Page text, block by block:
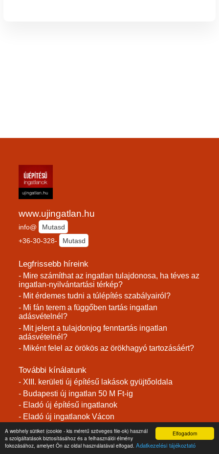
Elfogadom
A webhely sütiket (cookie - kis méretű szöveges file-ok) használ
a szolgáltatások biztosításához és a felhasználói élmény
fokozásához, amelyet Ön az oldal használatával elfogad. Adatkezelési tájékoztató
www.ujingatlan.hu
info@
Mutasd
+36-30-328-
Mutasd
Legfrissebb híreink
- Mire számíthat az ingatlan tulajdonosa, ha téves az
ingatlan-nyilvántartási térkép?
- Mit érdemes tudni a túlépítés szabályairól?
- Mi fán terem a függőben tartás ingatlan
adásvételnél?
- Mit jelent a tulajdonjog fenntartás ingatlan
adásvételnél?
- Miként felel az örökös az örökhagyó tartozásáért?
További kínálatunk
- XIII. kerületi új építésű lakások gyüjtőoldala
- Budapesti új ingatlan 50 M Ft-ig
- Eladó új építésű ingatlanok
- Eladó új ingatlanok Vácon
- Eladó újszerű családi házak
- Eladó újszerű lakások
- Eladó újszerű lakások, házak